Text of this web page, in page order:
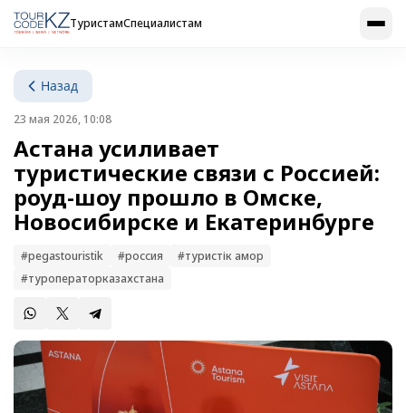
ТуристамСпециалистам
Назад
23 мая 2026, 10:08
Астана усиливает
туристические связи с Россией:
роуд-шоу прошло в Омске,
Новосибирске и Екатеринбурге
#pegastouristik #россия
#туристік қамқор
#туроператорказахстана